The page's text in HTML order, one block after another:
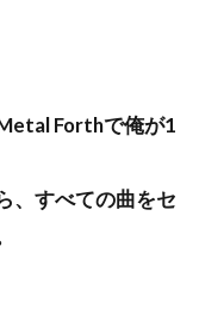
Forthで俺が1
、すべての曲をセ